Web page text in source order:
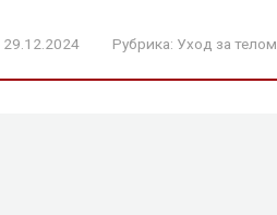
29.12.2024 Рубрика: Уход за телом